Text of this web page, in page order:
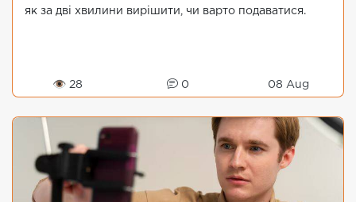
як за дві хвилини вирішити, чи варто подаватися.
👁 28 0 08 Aug